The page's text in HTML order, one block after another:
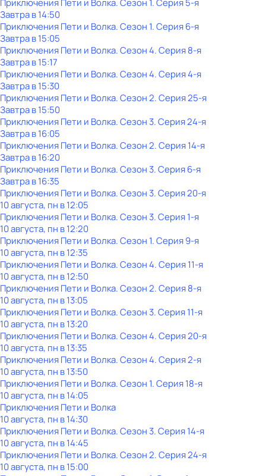
Приключения Пети и Волка. Сезон 1. Серия 5-я
Завтра в 14:50
Приключения Пети и Волка. Сезон 1. Серия 6-я
Завтра в 15:05
Приключения Пети и Волка. Сезон 4. Серия 8-я
Завтра в 15:17
Приключения Пети и Волка. Сезон 4. Серия 4-я
Завтра в 15:30
Приключения Пети и Волка. Сезон 2. Серия 25-я
Завтра в 15:50
Приключения Пети и Волка. Сезон 3. Серия 24-я
Завтра в 16:05
Приключения Пети и Волка. Сезон 2. Серия 14-я
Завтра в 16:20
Приключения Пети и Волка. Сезон 3. Серия 6-я
Завтра в 16:35
Приключения Пети и Волка. Сезон 3. Серия 20-я
10 августа, пн в 12:05
Приключения Пети и Волка. Сезон 3. Серия 1-я
10 августа, пн в 12:20
Приключения Пети и Волка. Сезон 1. Серия 9-я
10 августа, пн в 12:35
Приключения Пети и Волка. Сезон 4. Серия 11-я
10 августа, пн в 12:50
Приключения Пети и Волка. Сезон 2. Серия 8-я
10 августа, пн в 13:05
Приключения Пети и Волка. Сезон 3. Серия 11-я
10 августа, пн в 13:20
Приключения Пети и Волка. Сезон 4. Серия 20-я
10 августа, пн в 13:35
Приключения Пети и Волка. Сезон 4. Серия 2-я
10 августа, пн в 13:50
Приключения Пети и Волка. Сезон 1. Серия 18-я
10 августа, пн в 14:05
Приключения Пети и Волка
10 августа, пн в 14:30
Приключения Пети и Волка. Сезон 3. Серия 14-я
10 августа, пн в 14:45
Приключения Пети и Волка. Сезон 2. Серия 24-я
10 августа, пн в 15:00